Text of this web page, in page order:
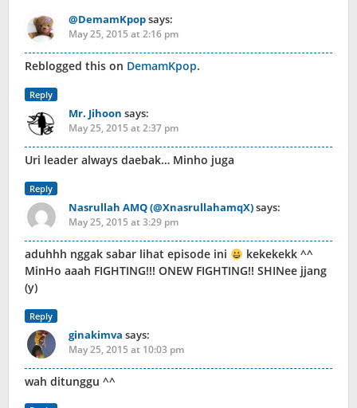
@DemamKpopsays:
May 25, 2015 at 2:16 pm
Reblogged this on DemamKpop.
Reply
Mr. Jihoon says:
May 25, 2015 at 2:37 pm
Uri leader always daebak… Minho juga
Reply
Nasrullah AMQ (@XnasrullahamqX)says:
May 25, 2015 at 3:29 pm
aduhhh nggak sabar lihat episode ini
kekekekk ^^
MinHo aaah FIGHTING!!! ONEW FIGHTING!! SHINee jjang
(y)
Reply
ginakimva says:
May 25, 2015 at 10:03 pm
wah ditunggu ^^